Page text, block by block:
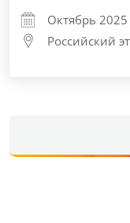
Октябрь
Российский